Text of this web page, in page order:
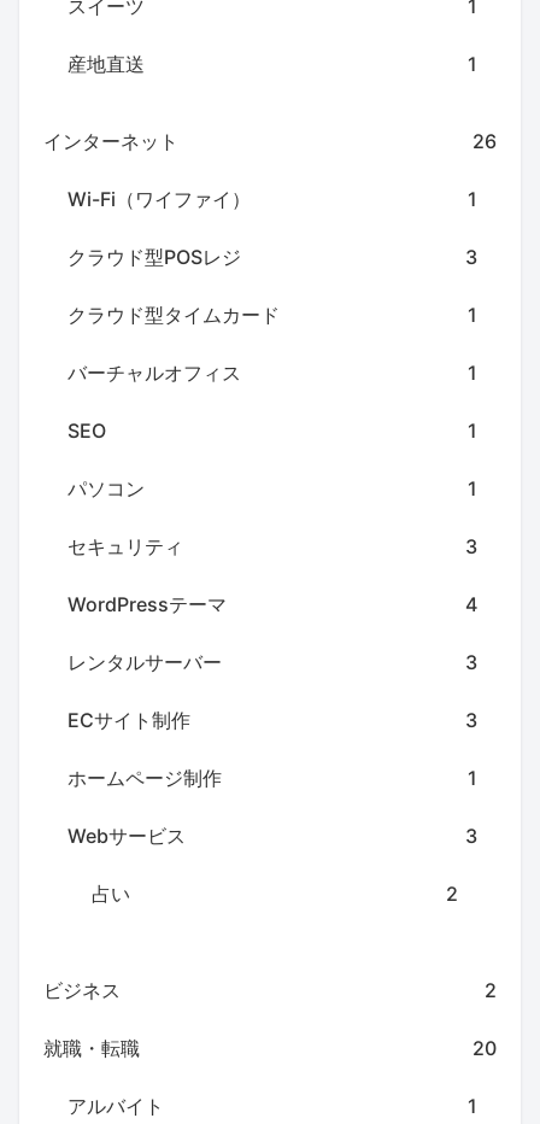
スイーツ 1
産地直送 1
インターネット 26
Wi-Fi（ワイファイ） 1
クラウド型POSレジ 3
クラウド型タイムカード 1
バーチャルオフィス 1
SEO 1
パソコン 1
セキュリティ 3
WordPressテーマ 4
レンタルサーバー 3
ECサイト制作 3
ホームページ制作 1
Webサービス 3
占い 2
ビジネス 2
就職・転職 20
アルバイト 1